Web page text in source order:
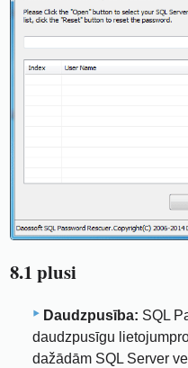
8.1 plusi
Daudzpusība: SQL
daudzpusīgu
dažādām SQL Server